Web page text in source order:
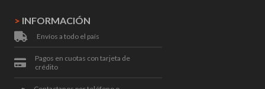
> INFORMACIÓN
Envíos a todo el país
Pagos en cuotas con tarjeta de
crédito